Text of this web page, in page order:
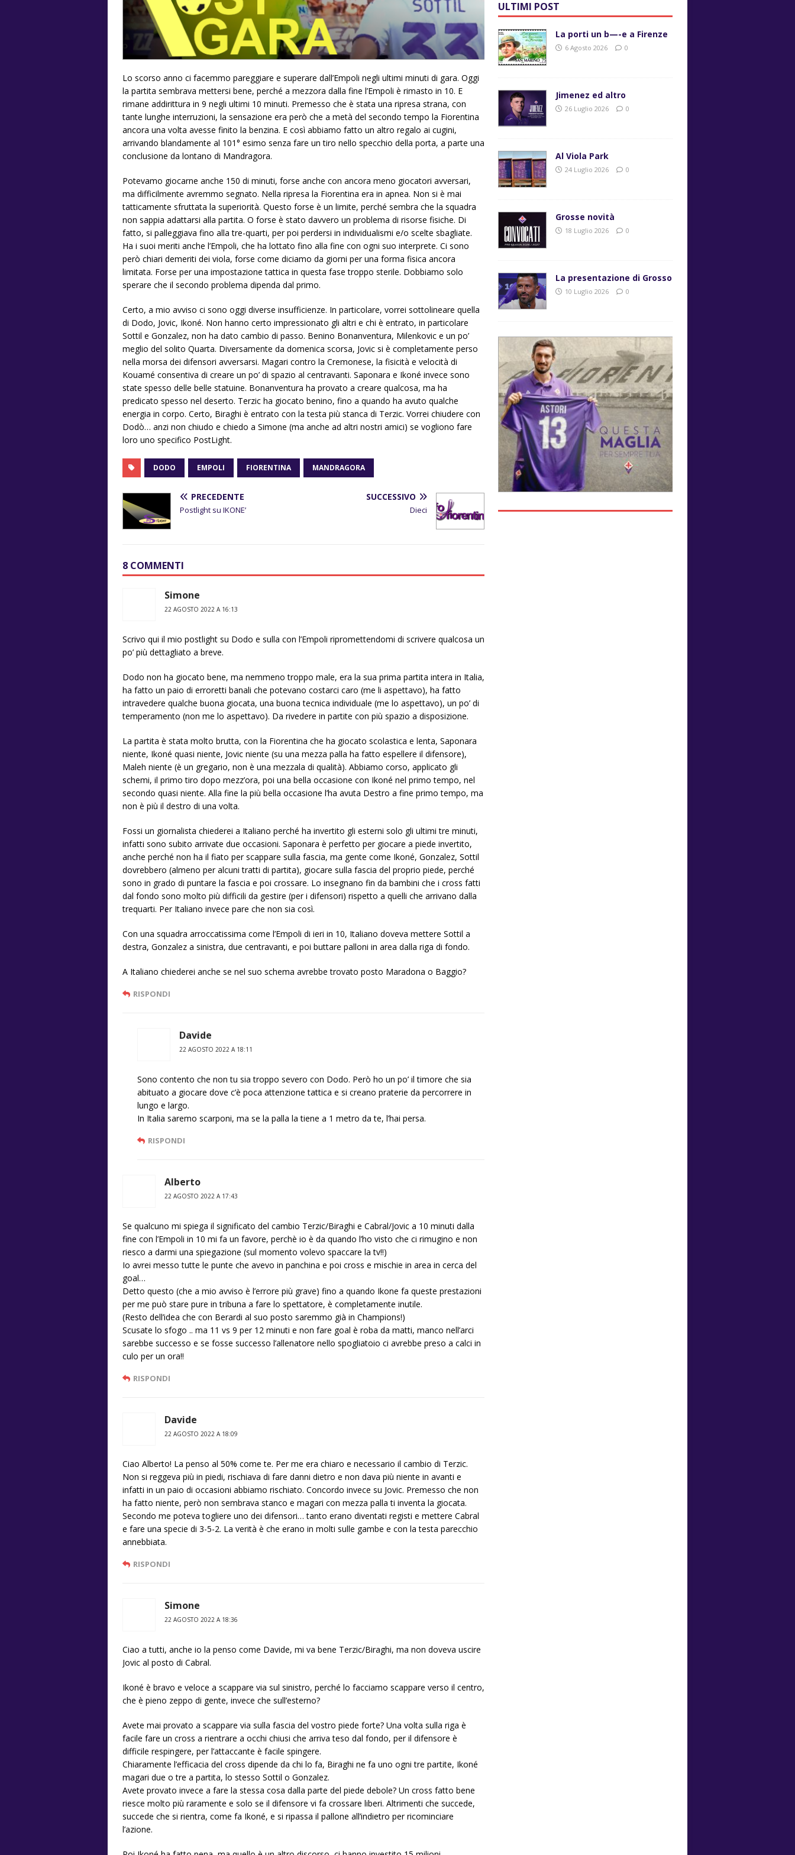
Lo scorso anno ci facemmo pareggiare e superare dall’Empoli negli ultimi minuti di gara. Oggi
la partita sembrava mettersi bene, perché a mezzora dalla fine l’Empoli è rimasto in 10. E
rimane addirittura in 9 negli ultimi 10 minuti. Premesso che è stata una ripresa strana, con
tante lunghe interruzioni, la sensazione era però che a metà del secondo tempo la Fiorentina
ancora una volta avesse finito la benzina. E così abbiamo fatto un altro regalo ai cugini,
arrivando blandamente al 101° esimo senza fare un tiro nello specchio della porta, a parte una
conclusione da lontano di Mandragora.
Potevamo giocarne anche 150 di minuti, forse anche con ancora meno giocatori avversari,
ma difficilmente avremmo segnato. Nella ripresa la Fiorentina era in apnea. Non si è mai
tatticamente sfruttata la superiorità. Questo forse è un limite, perché sembra che la squadra
non sappia adattarsi alla partita. O forse è stato davvero un problema di risorse fisiche. Di
fatto, si palleggiava fino alla tre-quarti, per poi perdersi in individualismi e/o scelte sbagliate.
Ha i suoi meriti anche l’Empoli, che ha lottato fino alla fine con ogni suo interprete. Ci sono
però chiari demeriti dei viola, forse come diciamo da giorni per una forma fisica ancora
limitata. Forse per una impostazione tattica in questa fase troppo sterile. Dobbiamo solo
sperare che il secondo problema dipenda dal primo.
Certo, a mio avviso ci sono oggi diverse insufficienze. In particolare, vorrei sottolineare quella
di Dodo, Jovic, Ikoné. Non hanno certo impressionato gli altri e chi è entrato, in particolare
Sottil e Gonzalez, non ha dato cambio di passo. Benino Bonanventura, Milenkovic e un po’
meglio del solito Quarta. Diversamente da domenica scorsa, Jovic si è completamente perso
nella morsa dei difensori avversarsi. Magari contro la Cremonese, la fisicità e velocità di
Kouamé consentiva di creare un po’ di spazio al centravanti. Saponara e Ikoné invece sono
state spesso delle belle statuine. Bonanventura ha provato a creare qualcosa, ma ha
predicato spesso nel deserto. Terzic ha giocato benino, fino a quando ha avuto qualche
energia in corpo. Certo, Biraghi è entrato con la testa più stanca di Terzic. Vorrei chiudere con
Dodò… anzi non chiudo e chiedo a Simone (ma anche ad altri nostri amici) se vogliono fare
loro uno specifico PostLight.
DODO EMPOLI FIORENTINA MANDRAGORA
PRECEDENTE
Postlight su IKONE’
SUCCESSIVO
Dieci
8 COMMENTI
Simone
22 AGOSTO 2022 A 16:13
Scrivo qui il mio postlight su Dodo e sulla con l’Empoli ripromettendomi di scrivere qualcosa un
po’ più dettagliato a breve.
Dodo non ha giocato bene, ma nemmeno troppo male, era la sua prima partita intera in Italia,
ha fatto un paio di erroretti banali che potevano costarci caro (me li aspettavo), ha fatto
intravedere qualche buona giocata, una buona tecnica individuale (me lo aspettavo), un po’ di
temperamento (non me lo aspettavo). Da rivedere in partite con più spazio a disposizione.
La partita è stata molto brutta, con la Fiorentina che ha giocato scolastica e lenta, Saponara
niente, Ikoné quasi niente, Jovic niente (su una mezza palla ha fatto espellere il difensore),
Maleh niente (è un gregario, non è una mezzala di qualità). Abbiamo corso, applicato gli
schemi, il primo tiro dopo mezz’ora, poi una bella occasione con Ikoné nel primo tempo, nel
secondo quasi niente. Alla fine la più bella occasione l’ha avuta Destro a fine primo tempo, ma
non è più il destro di una volta.
Fossi un giornalista chiederei a Italiano perché ha invertito gli esterni solo gli ultimi tre minuti,
infatti sono subito arrivate due occasioni. Saponara è perfetto per giocare a piede invertito,
anche perché non ha il fiato per scappare sulla fascia, ma gente come Ikoné, Gonzalez, Sottil
dovrebbero (almeno per alcuni tratti di partita), giocare sulla fascia del proprio piede, perché
sono in grado di puntare la fascia e poi crossare. Lo insegnano fin da bambini che i cross fatti
dal fondo sono molto più difficili da gestire (per i difensori) rispetto a quelli che arrivano dalla
trequarti. Per Italiano invece pare che non sia così.
Con una squadra arroccatissima come l’Empoli di ieri in 10, Italiano doveva mettere Sottil a
destra, Gonzalez a sinistra, due centravanti, e poi buttare palloni in area dalla riga di fondo.
A Italiano chiederei anche se nel suo schema avrebbe trovato posto Maradona o Baggio?
RISPONDI
Davide
22 AGOSTO 2022 A 18:11
Sono contento che non tu sia troppo severo con Dodo. Però ho un po’ il timore che sia
abituato a giocare dove c’è poca attenzione tattica e si creano praterie da percorrere in
lungo e largo.
In Italia saremo scarponi, ma se la palla la tiene a 1 metro da te, l’hai persa.
RISPONDI
Alberto
22 AGOSTO 2022 A 17:43
Se qualcuno mi spiega il significato del cambio Terzic/Biraghi e Cabral/Jovic a 10 minuti dalla
fine con l’Empoli in 10 mi fa un favore, perchè io è da quando l’ho visto che ci rimugino e non
riesco a darmi una spiegazione (sul momento volevo spaccare la tv!!)
Io avrei messo tutte le punte che avevo in panchina e poi cross e mischie in area in cerca del
goal…
Detto questo (che a mio avviso è l’errore più grave) fino a quando Ikone fa queste prestazioni
per me può stare pure in tribuna a fare lo spettatore, è completamente inutile.
(Resto dell’idea che con Berardi al suo posto saremmo già in Champions!)
Scusate lo sfogo .. ma 11 vs 9 per 12 minuti e non fare goal è roba da matti, manco nell’arci
sarebbe successo e se fosse successo l’allenatore nello spogliatoio ci avrebbe preso a calci in
culo per un ora!!
RISPONDI
Davide
22 AGOSTO 2022 A 18:09
Ciao Alberto! La penso al 50% come te. Per me era chiaro e necessario il cambio di Terzic.
Non si reggeva più in piedi, rischiava di fare danni dietro e non dava più niente in avanti e
infatti in un paio di occasioni abbiamo rischiato. Concordo invece su Jovic. Premesso che non
ha fatto niente, però non sembrava stanco e magari con mezza palla ti inventa la giocata.
Secondo me poteva togliere uno dei difensori… tanto erano diventati registi e mettere Cabral
e fare una specie di 3-5-2. La verità è che erano in molti sulle gambe e con la testa parecchio
annebbiata.
RISPONDI
Simone
22 AGOSTO 2022 A 18:36
Ciao a tutti, anche io la penso come Davide, mi va bene Terzic/Biraghi, ma non doveva uscire
Jovic al posto di Cabral.
Ikoné è bravo e veloce a scappare via sul sinistro, perché lo facciamo scappare verso il centro,
che è pieno zeppo di gente, invece che sull’esterno?
Avete mai provato a scappare via sulla fascia del vostro piede forte? Una volta sulla riga è
facile fare un cross a rientrare a occhi chiusi che arriva teso dal fondo, per il difensore è
difficile respingere, per l’attaccante è facile spingere.
Chiaramente l’efficacia del cross dipende da chi lo fa, Biraghi ne fa uno ogni tre partite, Ikoné
magari due o tre a partita, lo stesso Sottil o Gonzalez.
Avete provato invece a fare la stessa cosa dalla parte del piede debole? Un cross fatto bene
riesce molto più raramente e solo se il difensore vi fa crossare liberi. Altrimenti che succede,
succede che si rientra, come fa Ikoné, e si ripassa il pallone all’indietro per ricominciare
l’azione.
ULTIMI POST
La porti un b—-e a Firenze
6 Agosto 2026 0
Jimenez ed altro
26 Luglio 2026 0
Al Viola Park
24 Luglio 2026 0
Grosse novità
18 Luglio 2026 0
La presentazione di Grosso
10 Luglio 2026 0